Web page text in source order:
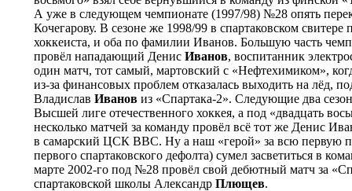
А уже в следующем чемпионате (1997/98) №28 опять
Кочегарову. В сезоне же 1998/99 в спартаковском
хоккеиста, и оба по фамилии Иванов. Большую часть
провёл нападающий Денис Иванов, воспитанник
один матч, тот самый, мартовский с «Нефтехимиком»,
из-за финансовых проблем отказалась выходить на лёд,
Владислав Иванов из «Спартака-2». Следующие два
Высшей лиге отечественного хоккея, а под «двадцать
несколько матчей за команду провёл всё тот же Денис
в самарский ЦСК ВВС. Ну а наш «герой» за всю первую
первого спартаковского дефолта) сумел засветиться в
марте 2002-го под №28 провёл свой дебютный матч за
спартаковской школы Александр Плющев.